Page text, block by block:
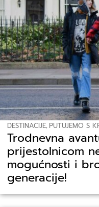
DESTINACIJE, PUTUJEMO S
Trodnevna
prijestolnicom
mogućnosti i
generacije!